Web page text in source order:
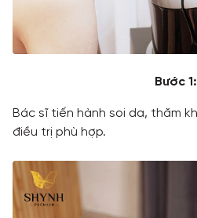
Bước 1:
Bác sĩ tiến hành soi da, thăm
điều trị phù hợp.